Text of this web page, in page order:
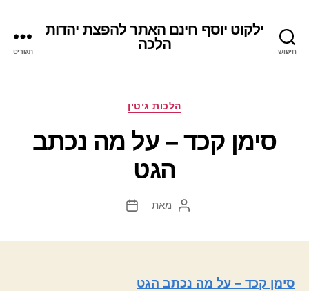
חיפוש
ילקוט יוסף חינם האתר להפצת יהדות
הלכה
תפריט
קטגוריות
הלכות גיטין
סימן קכד – על מה נכתב
הגט
המחבר
מאת
תאריך
סימן קכד – על מה נכתב הגט